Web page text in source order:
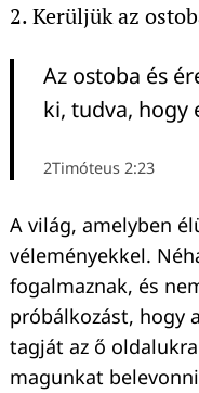
2. Kerüljük az
Az ostoba és
ki, tudva, hogy
2Timóteus 2:23
A világ, amelyben
véleményekkel.
fogalmaznak, és
próbálkozást, hogy
tagját az ő
magunkat